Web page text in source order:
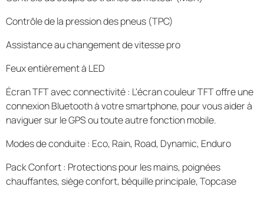
Contrôle de la pression des pneus (TPC)
Assistance au changement de vitesse pro
Feux entièrement à LED
Écran TFT avec connectivité : L'écran couleur TFT offre une
connexion Bluetooth à votre smartphone, pour vous aider à
naviguer sur le GPS ou toute autre fonction mobile.
Modes de conduite : Eco, Rain, Road, Dynamic, Enduro
Pack Confort : Protections pour les mains, poignées
chauffantes, siège confort, béquille principale, Topcase